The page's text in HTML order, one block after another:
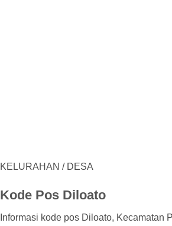
KELURAHAN / DESA
Kode Pos Diloato
Informasi kode pos Diloato, Kecamatan